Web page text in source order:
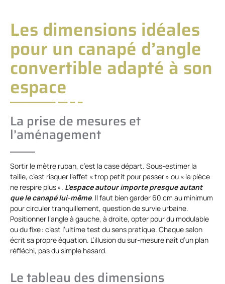
Les dimensions idéales
pour un canapé d’angle
convertible adapté à son
espace
La prise de mesures et
l’aménagement
Sortir le mètre ruban, c’est la case départ. Sous-estimer la
taille, c’est risquer l’effet « trop petit pour passer » ou « la pièce
ne respire plus ». L’espace autour importe presque autant
que le canapé lui-même. Il faut bien garder 60 cm au minimum
pour circuler tranquillement, question de survie urbaine.
Positionner l’angle à gauche, à droite, opter pour du modulable
ou du fixe : c’est l’ultime test du sens pratique. Chaque salon
écrit sa propre équation. L’illusion du sur-mesure naît d’un plan
réfléchi, pas du simple hasard.
Le tableau des dimensions